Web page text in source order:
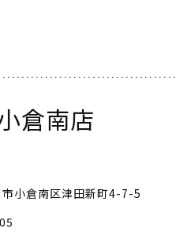
倉南店
小倉南区津田新町4-7-5